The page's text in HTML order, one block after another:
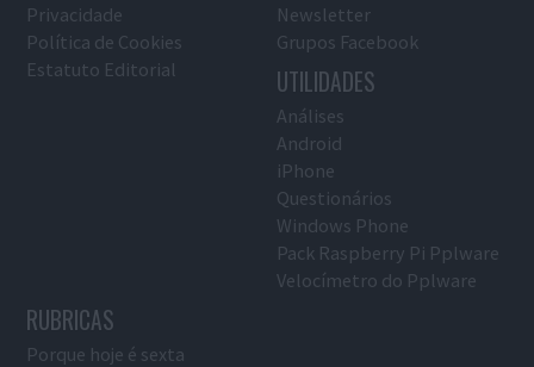
Privacidade
Política de Cookies
Estatuto Editorial
Newsletter
Grupos Facebook
UTILIDADES
Análises
Android
iPhone
Questionários
Windows Phone
Pack Raspberry Pi Pplware
Velocímetro do Pplware
RUBRICAS
Porque hoje é sexta